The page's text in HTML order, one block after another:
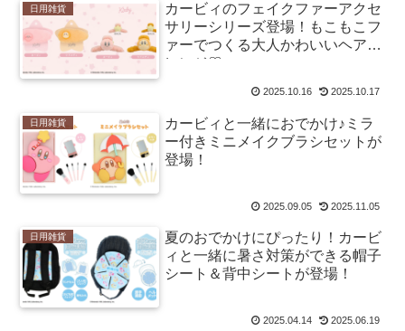
日用雑貨
カービィのフェイクファーアクセ
サリーシリーズ登場！もこもこフ
ァーでつくる大人かわいいヘアア
レンジ♡
2025.10.16 2025.10.17
日用雑貨
カービィと一緒におでかけ♪ミラ
ー付きミニメイクブラシセットが
登場！
2025.09.05 2025.11.05
日用雑貨
夏のおでかけにぴったり！カービ
ィと一緒に暑さ対策ができる帽子
シート＆背中シートが登場！
2025.04.14 2025.06.19